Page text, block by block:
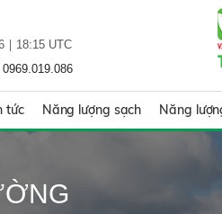
| 18:15 UTC
tức Năng lượng sạch Năng